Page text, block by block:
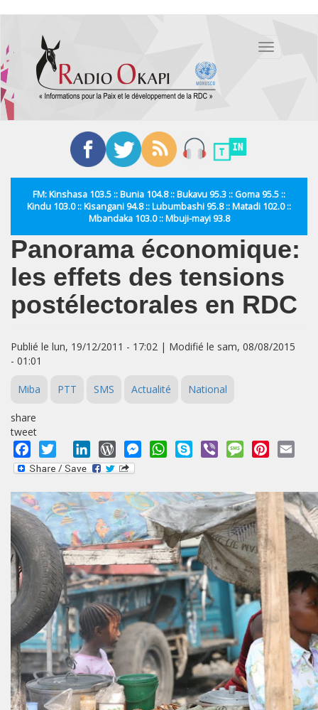
contenu
principal
Toggle
FM: Kinshasa 103.5 :: Bunia 104.8 :: Bukavu 95.3 :: Goma 95.5 ::
Kindu 103.0 :: Kisangani 94.8 :: Lubumbashi 95.8 :: Matadi 102.0 ::
Mbandaka 103.0 :: Mbuji-mayi 93.8
Panorama économique:
les effets des tensions
postélectorales en RDC
Publié le lun, 19/12/2011 - 17:02 | Modifié le sam, 08/08/2015
- 01:01
Miba PTT SMS Actualité National
share
tweet
Facebook
Twitter LinkedInWordPressMessengerWhatsApp
Skype Viber MessagePinterest